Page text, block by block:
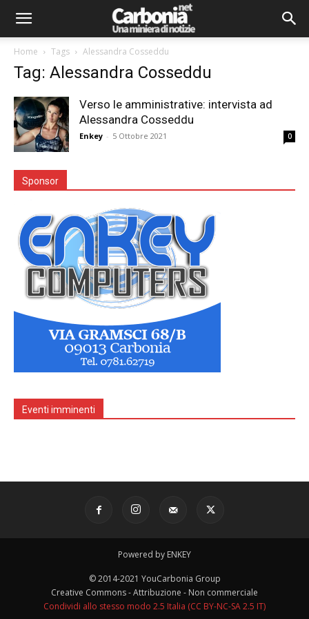
Home Tags Alessandra Cosseddu
Tag: Alessandra Cosseddu
Verso le amministrative: intervista ad
Alessandra Cosseddu
Enkey - 5 Ottobre 2021 0
Sponsor
Eventi imminenti
Powered by ENKEY
© 2014-2021 YouCarbonia Group
Creative Commons - Attribuzione - Non commerciale
Condividi allo stesso modo 2.5 Italia (CC BY-NC-SA 2.5 IT)